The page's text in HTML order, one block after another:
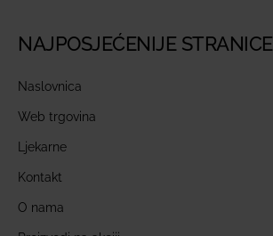
NAJPOSJEĆENIJE STRANICE
Naslovnica
Web trgovina
Ljekarne
Kontakt
O nama